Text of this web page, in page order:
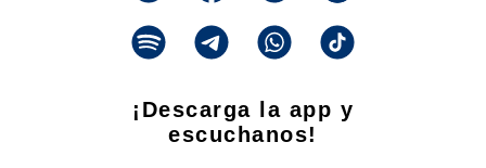
¡Descarga la app y
escuchanos!